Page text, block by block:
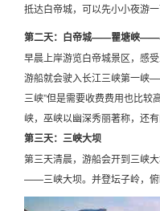
抵达白帝城，可以先小小夜游一
第二天：白帝城——瞿塘峡
早晨上岸游览白帝城景区，感
游船就会驶入长江三峡第一峡
三峡”但是需要收费费用也比
峡，巫峡以幽深秀丽著称，还有
第三天：三峡大坝
第三天清晨，游船会开到三峡
——三峡大坝。并登坛子岭，俯